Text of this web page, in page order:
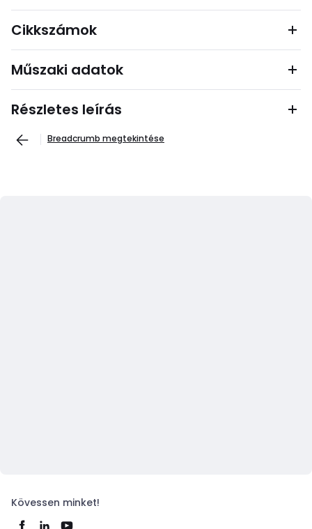
Cikkszámok
Műszaki adatok
Részletes leírás
Breadcrumb megtekintése
Kövessen minket!